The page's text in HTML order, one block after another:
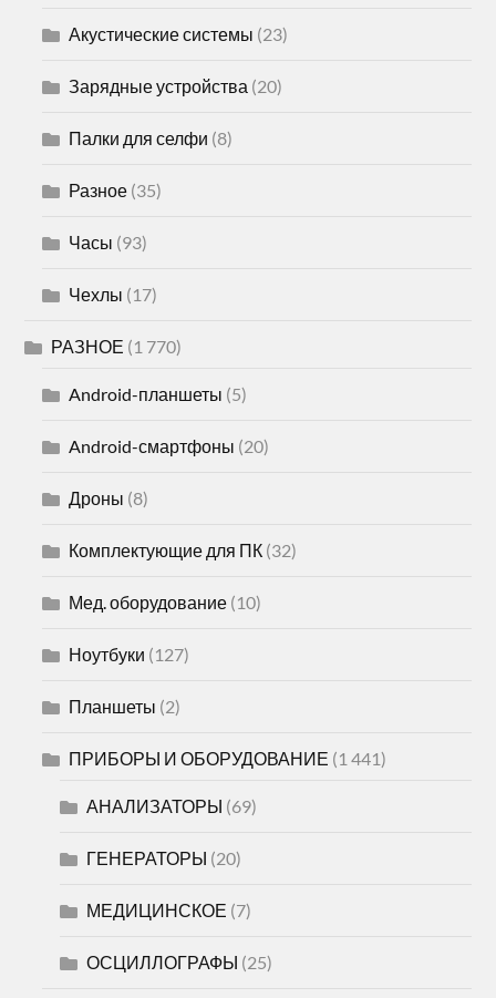
Акустические системы (23)
Зарядные устройства (20)
Палки для селфи (8)
Разное (35)
Часы (93)
Чехлы (17)
РАЗНОЕ (1 770)
Android-планшеты (5)
Android-смартфоны (20)
Дроны (8)
Комплектующие для ПК (32)
Мед. оборудование (10)
Ноутбуки (127)
Планшеты (2)
ПРИБОРЫ И ОБОРУДОВАНИЕ (1 441)
АНАЛИЗАТОРЫ (69)
ГЕНЕРАТОРЫ (20)
МЕДИЦИНСКОЕ (7)
ОСЦИЛЛОГРАФЫ (25)